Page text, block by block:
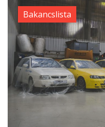
Bakancslista